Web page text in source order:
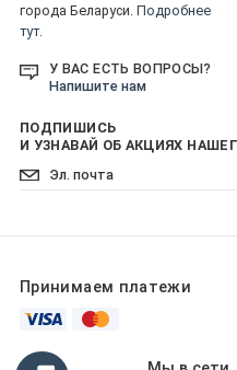
города Беларуси. Подробнее
тут.
У ВАС ЕСТЬ ВОПРОСЫ?
Напишите нам
ПОДПИШИСЬ
И УЗНАВАЙ ОБ АКЦИЯХ
Принимаем платежи